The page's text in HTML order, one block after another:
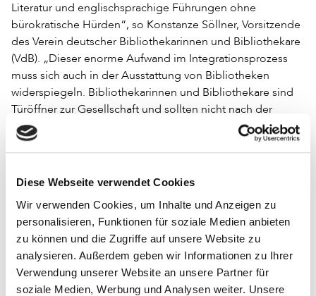
Diese Webseite verwendet Cookies
Wir verwenden Cookies, um Inhalte und Anzeigen zu
personalisieren, Funktionen für soziale Medien anbieten
zu können und die Zugriffe auf unsere Website zu
analysieren. Außerdem geben wir Informationen zu Ihrer
Verwendung unserer Website an unsere Partner für
soziale Medien, Werbung und Analysen weiter. Unsere
Literatur und englischsprachige Führungen ohne
bürokratische Hürden“, so Konstanze Söllner, Vorsitzende
des Verein deutscher Bibliothekarinnen und Bibliothekare
(VdB). „Dieser enorme Aufwand im Integrationsprozess
muss sich auch in der Ausstattung von Bibliotheken
widerspiegeln. Bibliothekarinnen und Bibliothekare sind
Türöffner zur Gesellschaft und sollten nicht nach der
Anzahl von Büchern in Regalen bezahlt werden.
Gastland USA
Nach Dänemark, Spanien und der Türkei sind 2016 die
Vereinigten Staaten von Amerika (USA) Gastland des 6.
Bibliothekskongresses. Der Auftritt der USA bildet
gleichzeitig den Auftakt des dreijährigen
Netzwerkprogramms „Partnerland USA 2016‐2019“ von